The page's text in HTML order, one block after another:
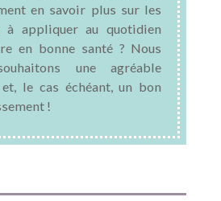
en savoir plus sur les
à appliquer au quotidien
en bonne santé ? Nous
une agréable
le cas échéant, un bon
!